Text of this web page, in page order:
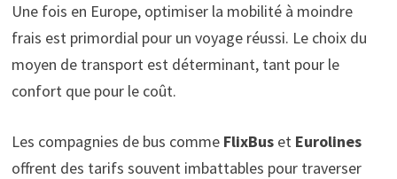
Une fois en Europe, optimiser la mobilité à moindre
frais est primordial pour un voyage réussi. Le choix du
moyen de transport est déterminant, tant pour le
confort que pour le coût.
Les compagnies de bus comme FlixBuset Eurolines
offrent des tarifs souvent imbattables pour traverser